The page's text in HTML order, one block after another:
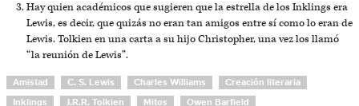
Hay quien académicos que sugieren que la estrella de los Inklings era
Lewis, es decir, que quizás no eran tan amigos entre sí como lo eran de
Lewis. Tolkien en una carta a su hijo Christopher, una vez los llamó
“la reunión de Lewis”.
Amistad C. S. Lewis Charles Williams Creación literaria
Inklings J.R.R. Tolkien Mitos Owen Barfield